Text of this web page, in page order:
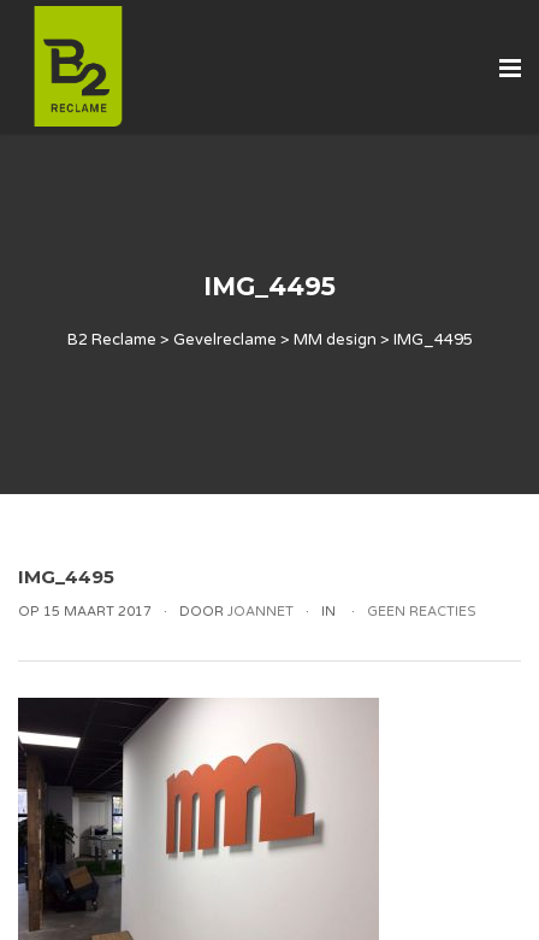
IMG_4495
B2 Reclame > Gevelreclame > MM design > IMG_4495
IMG_4495
OP 15 MAART 2017 DOOR JOANNET IN GEEN REACTIES